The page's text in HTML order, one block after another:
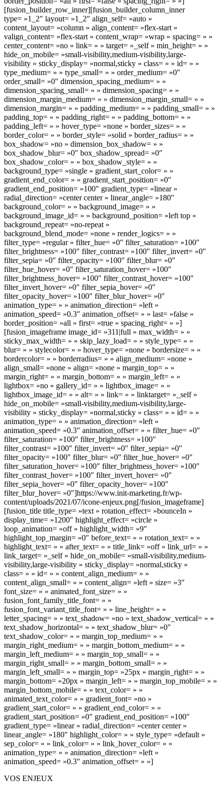
VOS ENJEUX